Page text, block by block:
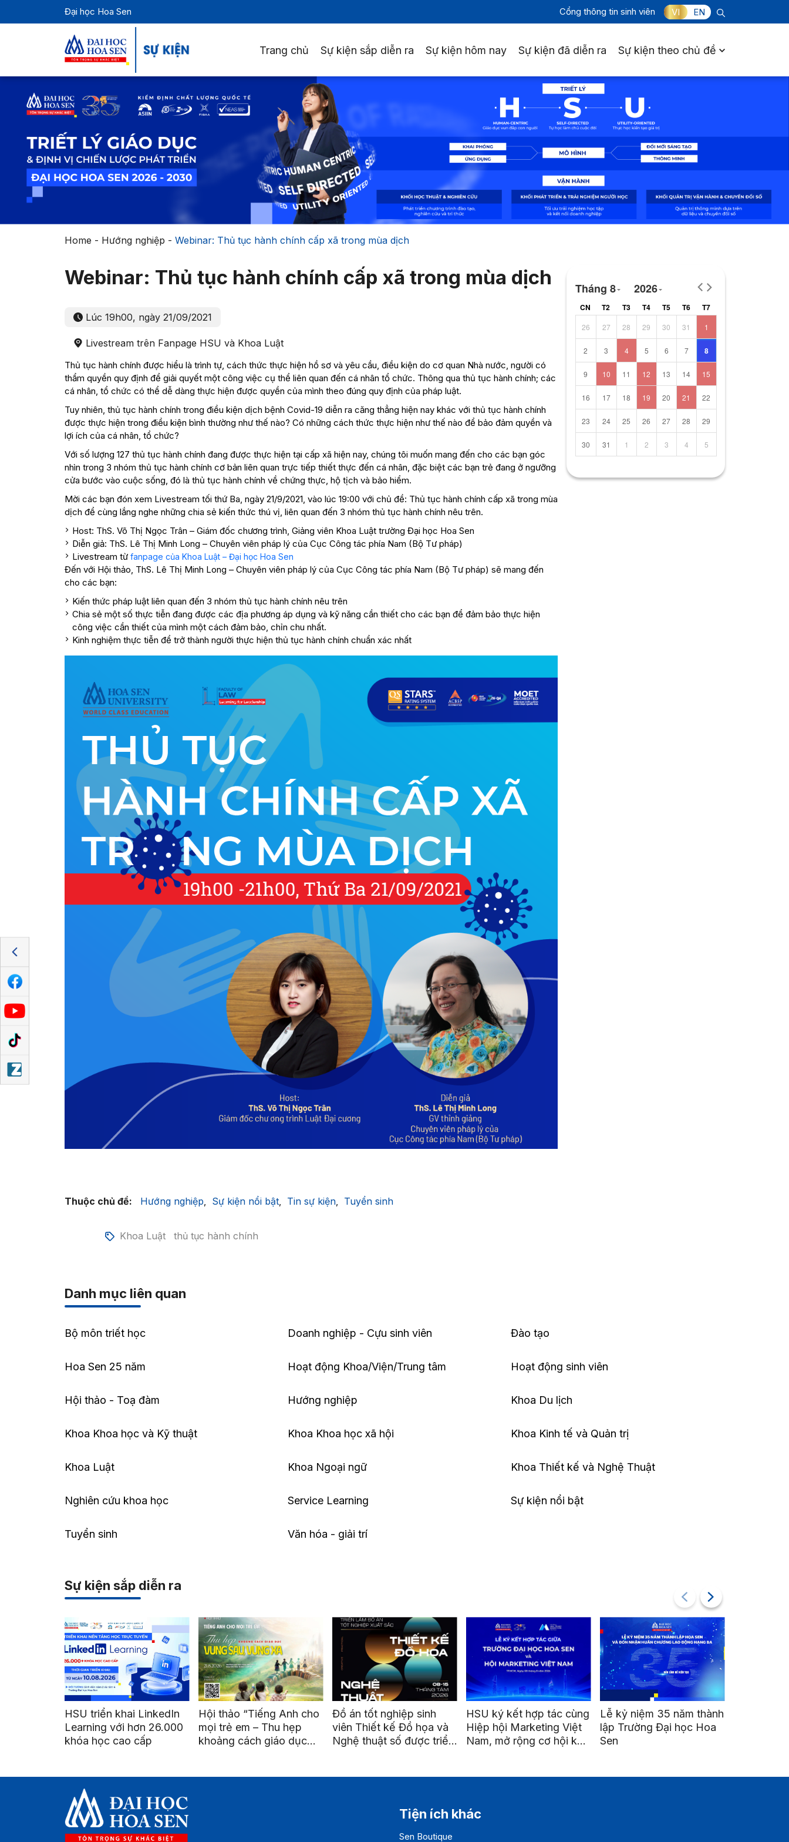
Đại học Hoa Sen Cổng thông tin sinh viên VI EN
Trang chủ Sự kiện sắp diễn ra Sự kiện hôm nay Sự kiện đã diễn ra Sự kiện theo chủ đề
Home - Hướng nghiệp - Webinar: Thủ tục hành chính cấp xã trong mùa dịch
Webinar: Thủ tục hành chính cấp xã trong mùa dịch
Lúc 19h00, ngày 21/09/2021
Livestream trên Fanpage HSU và Khoa Luật
Thủ tục hành chính được hiểu là trình tự, cách thức thực hiện hồ sơ và yêu cầu, điều kiện do cơ quan Nhà nước, người có
thẩm quyền quy định để giải quyết một công việc cụ thể liên quan đến cá nhân tổ chức. Thông qua thủ tục hành chính; các
cá nhân, tổ chức có thể dễ dàng thực hiện được quyền của mình theo đúng quy định của pháp luật.
Tuy nhiên, thủ tục hành chính trong điều kiện dịch bệnh Covid-19 diễn ra căng thẳng hiện nay khác với thủ tục hành chính
được thực hiện trong điều kiện bình thường như thế nào? Có những cách thức thực hiện như thế nào để bảo đảm quyền và
lợi ích của cá nhân, tổ chức?
Với số lượng 127 thủ tục hành chính đang được thực hiện tại cấp xã hiện nay, chúng tôi muốn mang đến cho các bạn góc
nhìn trong 3 nhóm thủ tục hành chính cơ bản liên quan trực tiếp thiết thực đến cá nhân, đặc biệt các bạn trẻ đang ở ngưỡng
cửa bước vào cuộc sống, đó là thủ tục hành chính về chứng thực, hộ tịch và bảo hiểm.
Mời các bạn đón xem Livestream tối thứ Ba, ngày 21/9/2021, vào lúc 19:00 với chủ đề: Thủ tục hành chính cấp xã trong mùa
dịch để cùng lắng nghe những chia sẻ kiến thức thú vị, liên quan đến 3 nhóm thủ tục hành chính nêu trên.
Host: ThS. Võ Thị Ngọc Trân – Giám đốc chương trình, Giảng viên Khoa Luật trường Đại học Hoa Sen
Diễn giả: ThS. Lê Thị Minh Long – Chuyên viên pháp lý của Cục Công tác phía Nam (Bộ Tư pháp)
Livestream từfanpage của Khoa Luật – Đại học Hoa Sen
Đến với Hội thảo, ThS. Lê Thị Minh Long – Chuyên viên pháp lý của Cục Công tác phía Nam (Bộ Tư pháp) sẽ mang đến
cho các bạn:
Kiến thức pháp luật liên quan đến 3 nhóm thủ tục hành chính nêu trên
Chia sẻ một số thực tiễn đang được các địa phương áp dụng và kỹ năng cần thiết cho các bạn để đảm bảo thực hiện
công việc cần thiết của mình một cách đảm bảo, chỉn chu nhất.
Kinh nghiệm thực tiễn để trở thành người thực hiện thủ tục hành chính chuẩn xác nhất
Thuộc chủ đề: Hướng nghiệp, Sự kiện nổi bật, Tin sự kiện, Tuyển sinh
Khoa Luật thủ tục hành chính
Tháng 8 2026
CN T2 T3 T4 T5 T6 T7
26 27 28 29 30 31 1
2 3 4 5 6 7 8
9 10 11 12 13 14 15
16 17 18 19 20 21 22
23 24 25 26 27 28 29
30 31 1 2 3 4 5
Danh mục liên quan
Bộ môn triết học Doanh nghiệp - Cựu sinh viên Đào tạo
Hoa Sen 25 năm Hoạt động Khoa/Viện/Trung tâm Hoạt động sinh viên
Hội thảo - Toạ đàm Hướng nghiệp Khoa Du lịch
Khoa Khoa học và Kỹ thuật Khoa Khoa học xã hội Khoa Kinh tế và Quản trị
Khoa Luật Khoa Ngoại ngữ Khoa Thiết kế và Nghệ Thuật
Nghiên cứu khoa học Service Learning Sự kiện nổi bật
Tuyển sinh Văn hóa - giải trí
Sự kiện sắp diễn ra
khai LinkedIn
với hơn 26.000
Hội thảo “Tiếng Anh cho
mọi trẻ em – Thu hẹp
khoảng cách giáo dục
Đồ án tốt nghiệp sinh
viên Thiết kế Đồ họa và
Nghệ thuật số được triển
HSU ký kết hợp tác cùng
Hiệp hội Marketing Việt
Nam, mở rộng cơ hội kết
Lễ kỷ niệm 35 năm thành
lập Trường Đại học Hoa
Sen
Go Global Hub Talk 01:
Mở cánh cửa đưa doanh
Tiện ích khác
Sen Boutique